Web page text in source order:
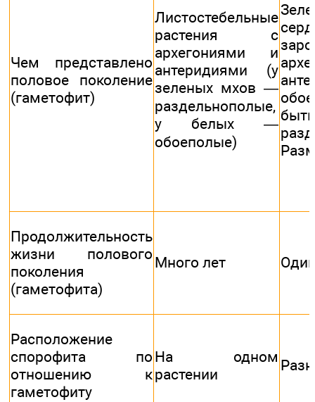
Чем представлено
половое поколение
(гаметофит)
Листостебельные
растения с
архегониями и
антеридиями (у
зеленых мхов —
раздельнополые,
у белых —
обоеполые)
Продолжительность
жизни полового
поколения
(гаметофита)
Много лет
Расположение
спорофита по
отношению к
гаметофиту
На одном
растении